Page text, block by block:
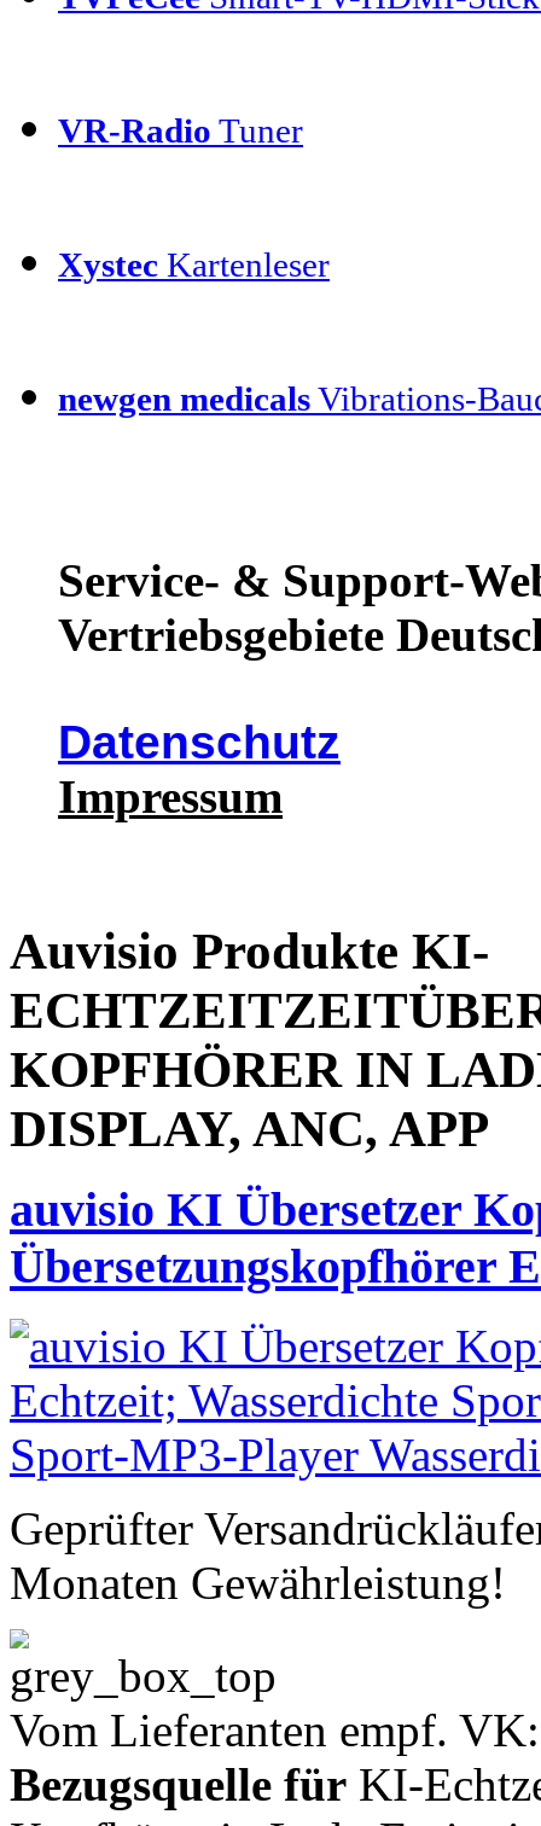
VR-Radio Tuner
Xystec Kartenleser
newgen medicalsVibrations-
Service- & Support-
Vertriebsgebiete
Datenschutz
Impressum
Auvisio Produkte KI-
KOPFHÖRER IN
DISPLAY, ANC, APP
auvisio KI Übersetzer
Übersetzungskopfhörer
Geprüfter
Monaten Gewährleistung!
Vom Lieferanten empf.
Bezugsquelle für KI-